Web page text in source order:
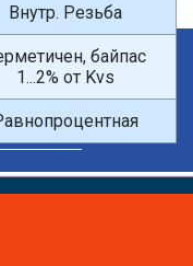
Внутр. Резьба
байпас
1...2% от Kvs